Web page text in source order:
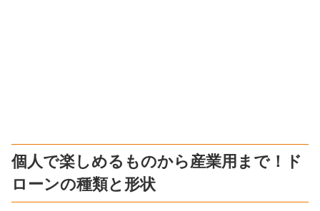
個人で楽しめるものから産業用まで！ド
ローンの種類と形状